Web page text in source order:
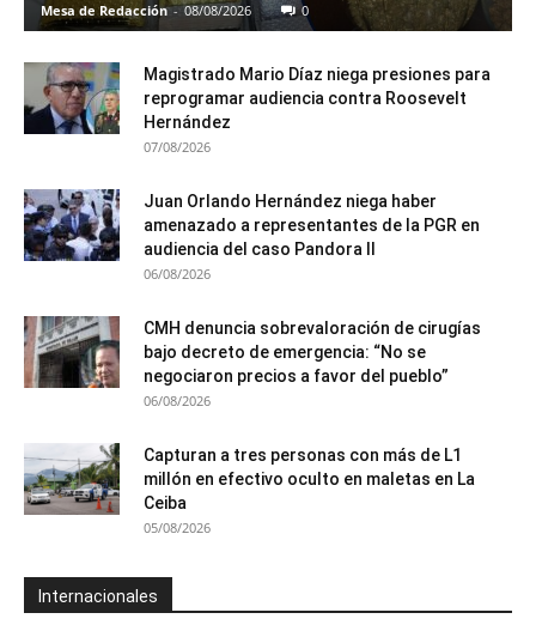
Mesa de Redacción - 08/08/2026 0
Magistrado Mario Díaz niega presiones para
reprogramar audiencia contra Roosevelt
Hernández
07/08/2026
Juan Orlando Hernández niega haber
amenazado a representantes de la PGR en
audiencia del caso Pandora II
06/08/2026
CMH denuncia sobrevaloración de cirugías
bajo decreto de emergencia: “No se
negociaron precios a favor del pueblo”
06/08/2026
Capturan a tres personas con más de L1
millón en efectivo oculto en maletas en La
Ceiba
05/08/2026
Internacionales